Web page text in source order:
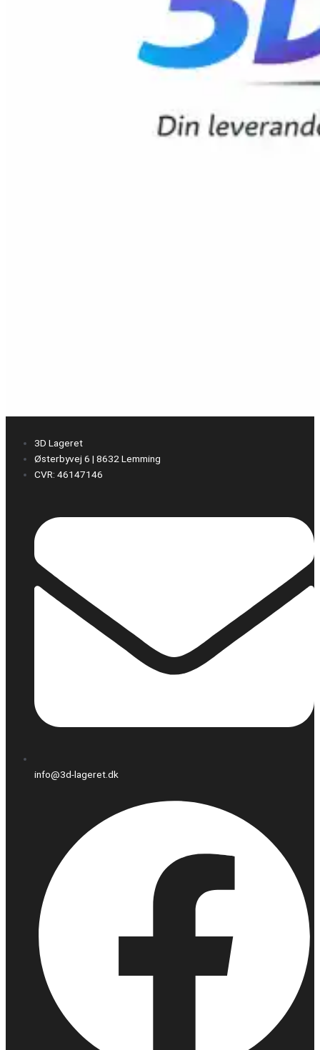
3D Lageret
Østerbyvej 6 | 8632 Lemming
CVR: 46147146
info@3d-lageret.dk